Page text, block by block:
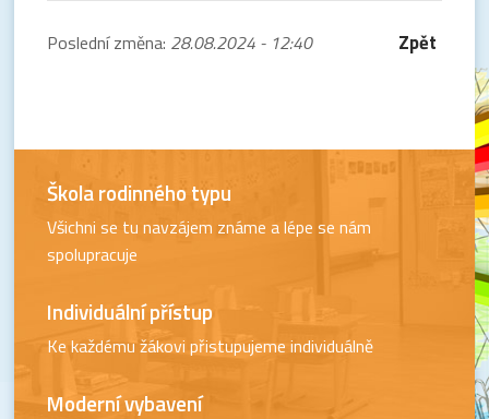
Poslední změna: 28.08.2024 - 12:40 Zpět
Škola rodinného typu
Všichni se tu navzájem známe a lépe se nám
spolupracuje
Individuální přístup
Ke každému žákovi přistupujeme individuálně
Moderní vybavení